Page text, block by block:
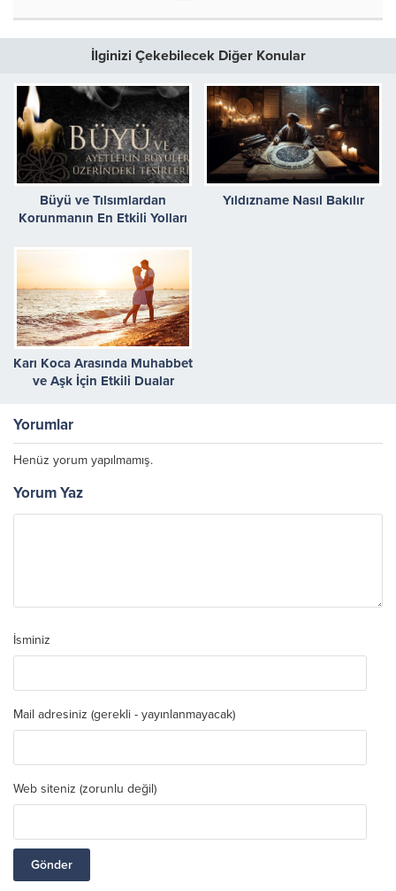
İlginizi Çekebilecek Diğer Konular
Büyü ve Tılsımlardan
Korunmanın En Etkili Yolları
Yıldızname Nasıl Bakılır
Karı Koca Arasında Muhabbet
ve Aşk İçin Etkili Dualar
Yorumlar
Henüz yorum yapılmamış.
Yorum Yaz
İsminiz
Mail adresiniz (gerekli - yayınlanmayacak)
Web siteniz (zorunlu değil)